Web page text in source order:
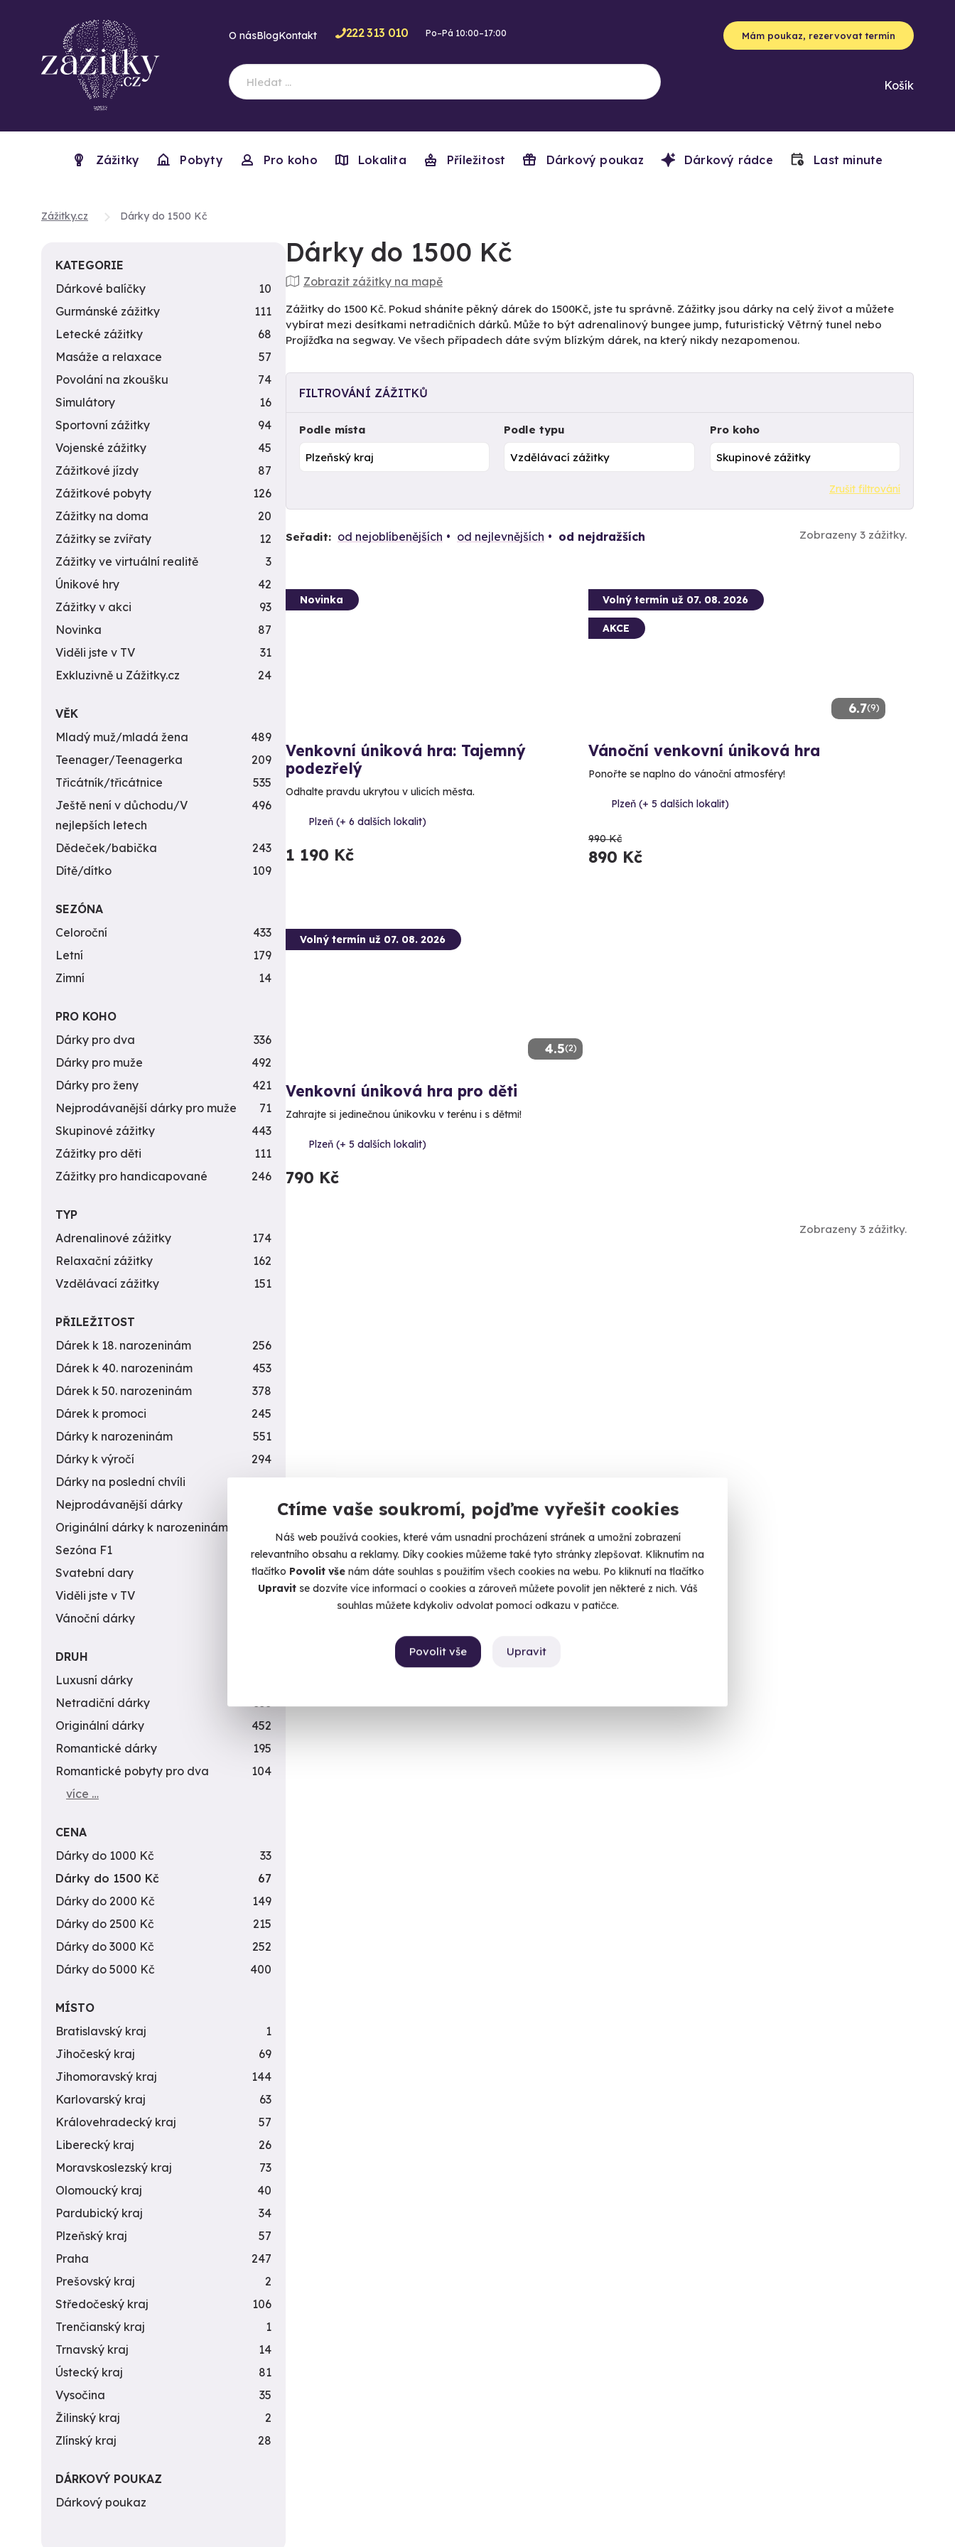
Ctíme vaše soukromí, pojďme vyřešit cookies
Náš web používá cookies, které vám usnadní procházení stránek a umožní zobrazení
relevantního obsahu a reklamy. Díky cookies můžeme také tyto stránky zlepšovat. Kliknutím na
tlačítko Povolit vše nám dáte souhlas s použitím všech cookies na webu. Po kliknutí na tlačítko
Upravitse dozvíte více informací o cookies a zároveň můžete povolit jen některé z nich. Váš
souhlas můžete kdykoliv odvolat pomocí odkazu v patičce.
Upravit
Povolit vše
O násBlogKontakt 222 313 010 Po–Pá 10:00–17:00 Mám poukaz, rezervovat termín
Košík
Zážitky Pobyty Pro koho Lokalita Příležitost Dárkový poukaz Dárkový rádce Last minute
Zážitky.cz Dárky do 1500 Kč
Dárky do 1500 Kč
Zobrazit zážitky na mapě
Zážitky do 1500 Kč. Pokud sháníte pěkný dárek do 1500Kč, jste tu správně. Zážitky jsou dárky na celý život a můžete
vybírat mezi desítkami netradičních dárků. Může to být adrenalinový bungee jump, futuristický Větrný tunel nebo
Projížďka na segway. Ve všech případech dáte svým blízkým dárek, na který nikdy nezapomenou.
FILTROVÁNÍ ZÁŽITKŮ
Podle místa Podle typu Pro koho
Zrušit filtrování
Seřadit: od nejoblíbenějších od nejlevnějších od nejdražších Zobrazeny 3 zážitky.
Novinka
Venkovní úniková hra: Tajemný
podezřelý
Odhalte pravdu ukrytou v ulicích města.
Plzeň (+ 6 dalších lokalit)
1 190 Kč
6.7(9)
Volný termín už 07. 08. 2026
AKCE
Vánoční venkovní úniková hra
Ponořte se naplno do vánoční atmosféry!
Plzeň (+ 5 dalších lokalit)
990 Kč
890 Kč
4.5(2)
Volný termín už 07. 08. 2026
Venkovní úniková hra pro děti
Zahrajte si jedinečnou únikovku v terénu i s dětmi!
Plzeň (+ 5 dalších lokalit)
790 Kč
Zobrazeny 3 zážitky.
KATEGORIE
Dárkové balíčky
10
Gurmánské zážitky
111
Letecké zážitky
68
Masáže a relaxace
57
Povolání na zkoušku
74
Simulátory
16
Sportovní zážitky
94
Vojenské zážitky
45
Zážitkové jízdy
87
Zážitkové pobyty
126
Zážitky na doma
20
Zážitky se zvířaty
12
Zážitky ve virtuální realitě
3
Únikové hry
42
Zážitky v akci
93
Novinka
87
Viděli jste v TV
31
Exkluzivně u Zážitky.cz
24
VĚK
Mladý muž/mladá žena
489
Teenager/Teenagerka
209
Třicátník/třicátnice
535
Ještě není v důchodu/V
nejlepších letech
496
Dědeček/babička
243
Dítě/dítko
109
SEZÓNA
Celoroční
433
Letní
179
Zimní
14
PRO KOHO
Dárky pro dva
336
Dárky pro muže
492
Dárky pro ženy
421
Nejprodávanější dárky pro muže
71
Skupinové zážitky
443
Zážitky pro děti
111
Zážitky pro handicapované
246
TYP
Adrenalinové zážitky
174
Relaxační zážitky
162
Vzdělávací zážitky
151
PŘILEŽITOST
Dárek k 18. narozeninám
256
Dárek k 40. narozeninám
453
Dárek k 50. narozeninám
378
Dárek k promoci
245
Dárky k narozeninám
551
Dárky k výročí
294
Dárky na poslední chvíli
450
Nejprodávanější dárky
Originální dárky k narozeninám
Sezóna F1
4
Svatební dary
196
Viděli jste v TV
31
Vánoční dárky
DRUH
Luxusní dárky
Netradiční dárky
353
Originální dárky
452
Romantické dárky
195
Romantické pobyty pro dva
104
více …
CENA
Dárky do 1000 Kč
33
Dárky do 1500 Kč
67
Dárky do 2000 Kč
149
Dárky do 2500 Kč
215
Dárky do 3000 Kč
252
Dárky do 5000 Kč
400
MÍSTO
Bratislavský kraj
1
Jihočeský kraj
69
Jihomoravský kraj
144
Karlovarský kraj
63
Královehradecký kraj
57
Liberecký kraj
26
Moravskoslezský kraj
73
Olomoucký kraj
40
Pardubický kraj
34
Plzeňský kraj
57
Praha
247
Prešovský kraj
2
Středočeský kraj
106
Trenčianský kraj
1
Trnavský kraj
14
Ústecký kraj
81
Vysočina
35
Žilinský kraj
2
Zlínský kraj
28
DÁRKOVÝ POUKAZ
Dárkový poukaz